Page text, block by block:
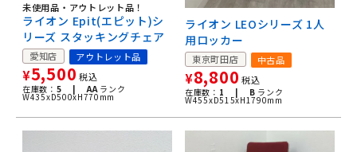
未使用品・アウトレット品！
ライオン Epit(エピット)シ
リーズ スタッキングチェア
愛知店 アウトレット品
¥5,500 税込
在庫数： 5 | AAランク
W435xD500xH770mm
ライオン LEOシリーズ 1人
用ロッカー
東京町田店 中古品
¥8,800 税込
在庫数： 1 | B ランク
W455xD515xH1790mm